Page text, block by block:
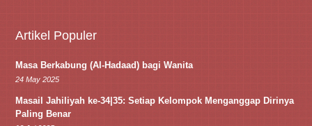
Artikel Populer
Masa Berkabung (Al-Hadaad) bagi Wanita
24 May 2025
Masail Jahiliyah ke-34|35: Setiap Kelompok Menganggap Dirinya
Paling Benar